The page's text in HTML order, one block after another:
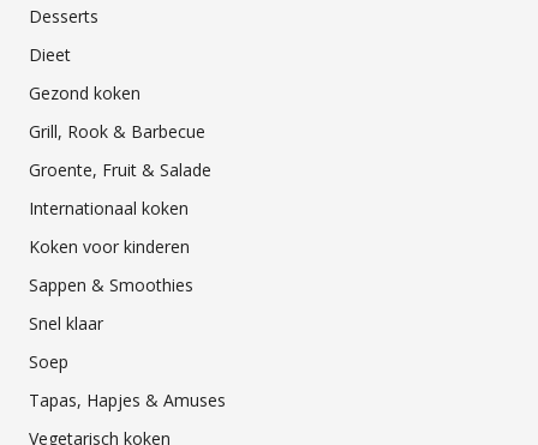
Desserts
Dieet
Gezond koken
Grill, Rook & Barbecue
Groente, Fruit & Salade
Internationaal koken
Koken voor kinderen
Sappen & Smoothies
Snel klaar
Soep
Tapas, Hapjes & Amuses
Vegetarisch koken